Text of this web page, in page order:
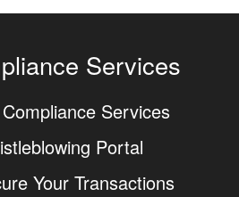
Services
Services
Portal
Your Transactions